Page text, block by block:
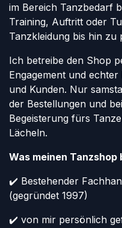
im Bereich Tanzbedarf
Training, Auftritt oder
Tanzkleidung bis hin zu
Ich betreibe den Shop
Engagement und
und Kunden. Nur
der Bestellungen und
Begeisterung fürs
Lächeln.
Was meinen
✔️ Bestehender
(gegründet 1997)
✔️ von mir persönlich